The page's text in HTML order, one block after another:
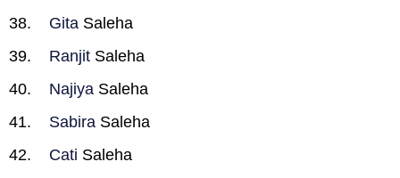
Gita Saleha
Ranjit Saleha
Najiya Saleha
Sabira Saleha
Cati Saleha